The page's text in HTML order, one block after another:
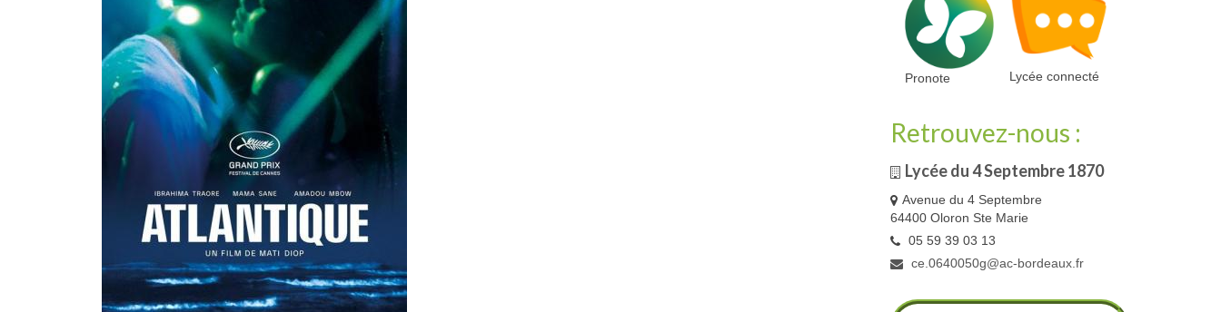
Pronote Lycée connecté
Retrouvez-nous :
Lycée du 4 Septembre 1870
Avenue du 4 Septembre
64400 Oloron Ste Marie
05 59 39 03 13
ce.0640050g@ac-bordeaux.fr